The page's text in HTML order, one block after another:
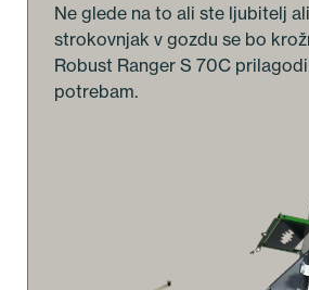
Ne glede na to ali ste ljubitelj
strokovnjak v gozdu se bo
Robust Ranger S 70C
potrebam.